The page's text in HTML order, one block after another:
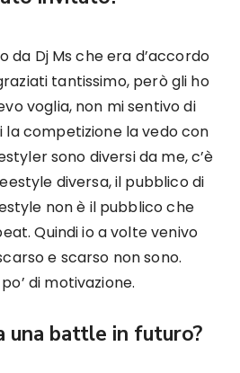
da Dj Ms che era d’accordo
tantissimo, però gli ho
voglia, non mi sentivo di
competizione la vedo con
sono diversi da me, c’è
diversa, il pubblico di
non è il pubblico che
Quindi io a volte venivo
e scarso non sono.
di motivazione.
una battle in futuro?